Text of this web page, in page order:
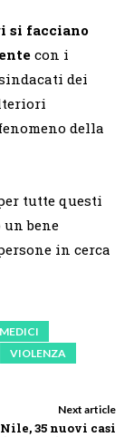
si facciano
con i
dei
della
tutte questi
bene
in cerca
MEDICI
VIOLENZA
Next article
35 nuovi casi